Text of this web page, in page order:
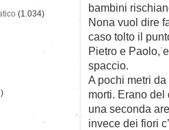
bambini
Nona vuol dire
caso tolto il
Pietro e Paolo,
spaccio.
A pochi metri
morti. Erano del
una seconda
invece dei fiori
(1.034)